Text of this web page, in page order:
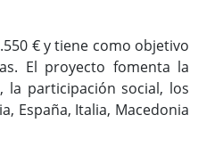
€ y tiene como objetivo
El proyecto fomenta la
la participación social, los
España, Italia, Macedonia